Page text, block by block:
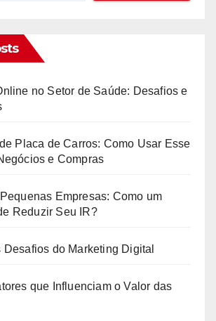
no Setor de Saúde: Desafios e
Placa de Carros: Como Usar Esse
e Compras
Empresas: Como um
Reduzir Seu IR?
Desafios do Marketing Digital
que Influenciam o Valor das